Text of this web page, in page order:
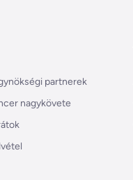
partnerek
nagykövete